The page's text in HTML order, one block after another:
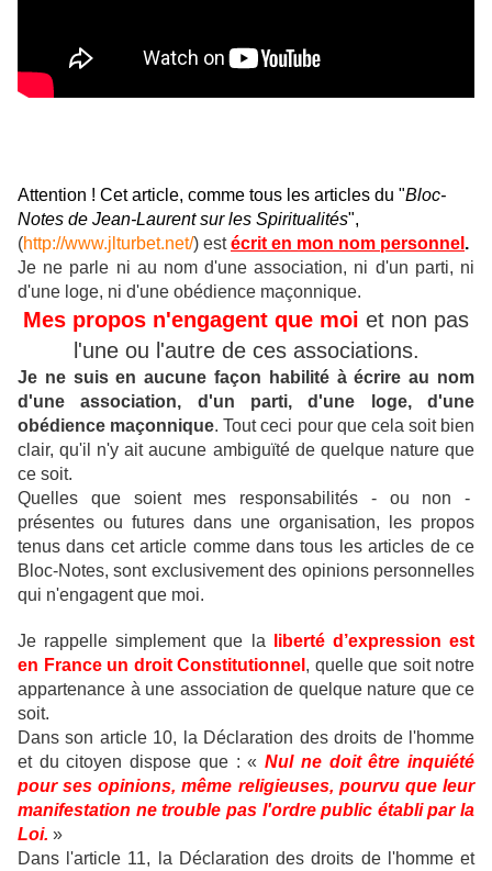
Attention ! Cet article, comme tous les articles du "Bloc-
Notes de Jean-Laurent sur les Spiritualités",
(http://www.jlturbet.net/) estécrit en mon nom personnel .
Je ne parle ni au nom d'une association, ni d'un parti, ni
d'une loge, ni d'une obédience maçonnique.
Mes propos n'engagent que moi et non pas
l'une ou l'autre de ces associations.
Je ne suis en aucune façon habilité à écrire au nom
d'une association, d'un parti, d'une loge, d'une
obédience maçonnique.Tout ceci pour que cela soit bien
clair, qu'il n'y ait aucune ambiguïté de quelque nature que
ce soit.
Quelles que soient mes responsabilités - ou non -
présentes ou futures dans une organisation, les propos
tenus dans cet article comme dans tous les articles de ce
Bloc-Notes, sont exclusivement des opinions personnelles
qui n'engagent que moi.
Je rappelle simplement que la
liberté d’expression est
en France un droit Constitutionnel , quelle que soit notre
appartenance à une association de quelque nature que ce
soit.
Dans son article 10, la Déclaration des droits de l'homme
et du citoyen dispose que : «Nul ne doit être inquiété
pour ses opinions, même religieuses, pourvu que leur
manifestation ne trouble pas l'ordre public établi par la
Loi. »
Dans l'article 11, la Déclaration des droits de l'homme et